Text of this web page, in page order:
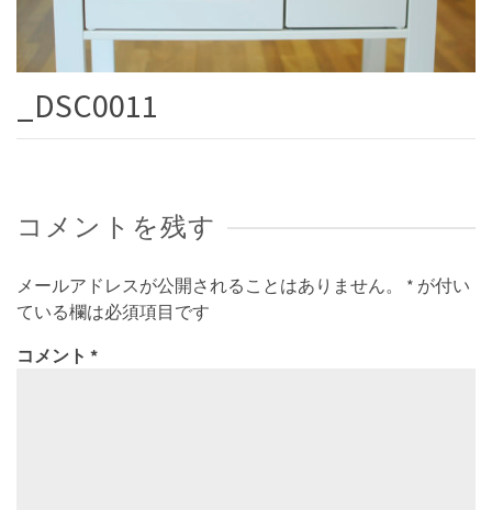
_DSC0011
コメントを残す
メールアドレスが公開されることはありません。 * が付い
ている欄は必須項目です
コメント *